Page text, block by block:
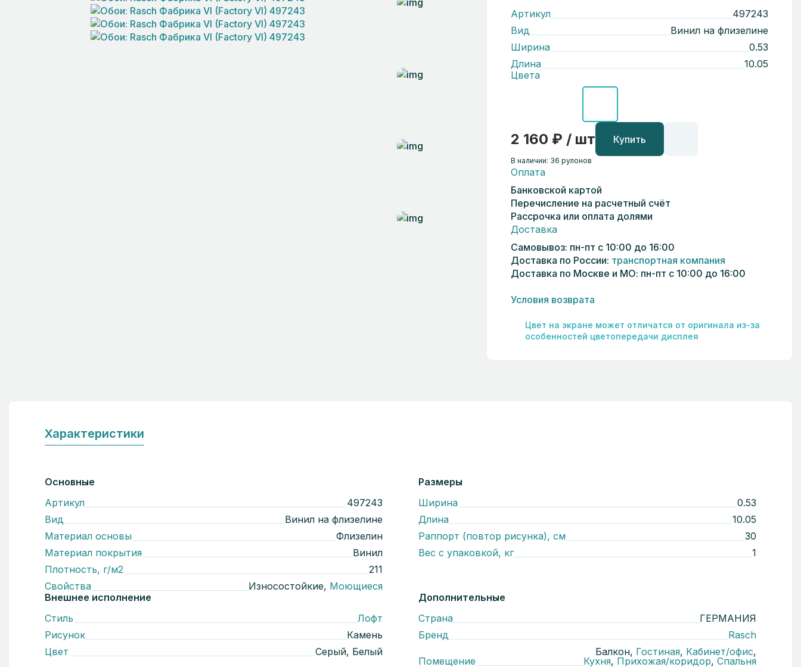
Артикул
497243
Вид
Винил на флизелине
Ширина
0.53
Длина
10.05
Цвета
2 160 ₽ / шт Купить
В наличии: 36 рулонов
Оплата
Банковской картой
Перечисление на расчетный счёт
Рассрочка или оплата долями
Доставка
Самовывоз: пн-пт с 10:00 до 16:00
Доставка по России: транспортная компания
Доставка по Москве и МО: пн-пт с 10:00 до 16:00
Условия возврата
Цвет на экране может отличатся от оригинала из-за
особенностей цветопередачи дисплея
Характеристики
Основные
Артикул
497243
Вид
Винил на флизелине
Материал основы
Флизелин
Материал покрытия
Винил
Плотность, г/м2
211
Свойства
Износостойкие, Моющиеся
Размеры
Ширина
0.53
Длина
10.05
Раппорт (повтор рисунка), см
30
Вес с упаковкой, кг
1
Внешнее исполнение
Стиль
Лофт
Рисунок
Камень
Цвет
Серый, Белый
Дополнительные
Страна
ГЕРМАНИЯ
Бренд
Rasch
Помещение
Балкон, Гостиная, Кабинет/офис,
Кухня, Прихожая/коридор, Спальня